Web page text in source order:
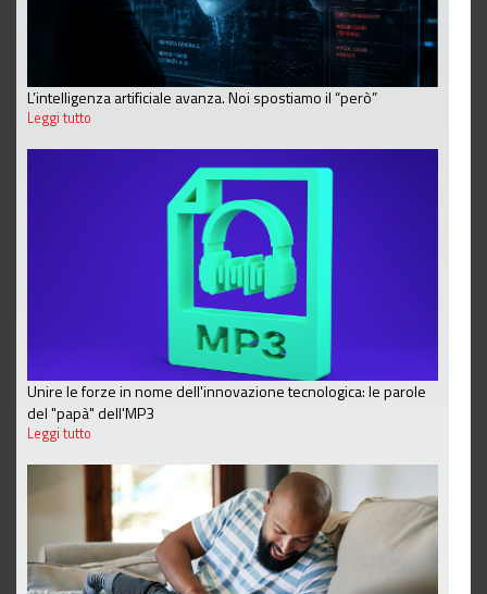
L’intelligenza artificiale avanza. Noi spostiamo il “però”
Leggi tutto
Unire le forze in nome dell'innovazione tecnologica: le parole
del "papà" dell'MP3
Leggi tutto